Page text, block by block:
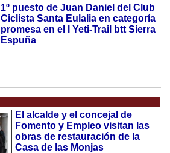
1º puesto de Juan Daniel del Club
Ciclista Santa Eulalia en categoría
promesa en el I Yeti-Trail btt Sierra
Espuña
El alcalde y el concejal de
Fomento y Empleo visitan las
obras de restauración de la
Casa de las Monjas